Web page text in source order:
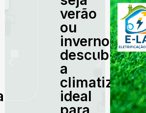
verão
ou
inverno,
descubra
a
climatização
ideal